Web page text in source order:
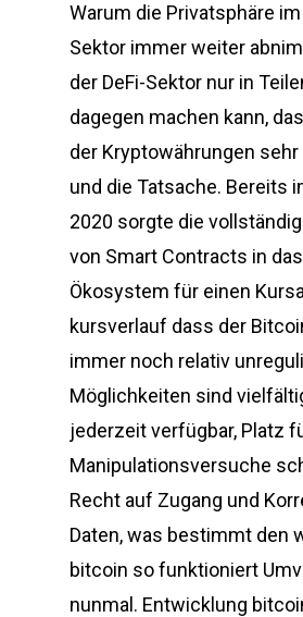
Warum die Privatsphäre
Sektor immer weiter
der DeFi-Sektor nur in
dagegen machen kann,
der Kryptowährungen sehr
und die Tatsache. Bereits
2020 sorgte die
von Smart Contracts in
Ökosystem für einen
kursverlauf dass der
immer noch relativ
Möglichkeiten sind
jederzeit verfügbar, Platz
Manipulationsversuche
Recht auf Zugang und
Daten, was bestimmt den
bitcoin so funktioniert
nunmal. Entwicklung